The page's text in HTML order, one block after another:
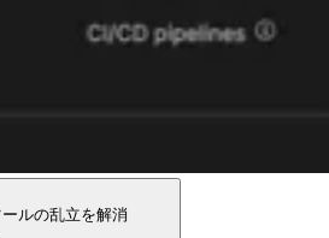
ルの乱立を解消